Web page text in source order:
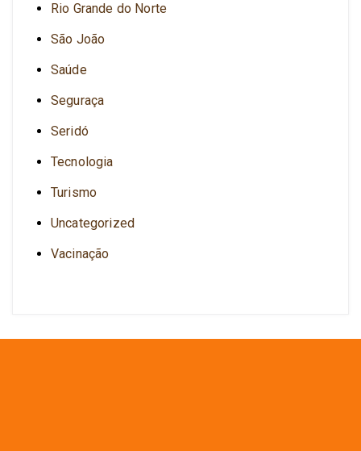
Rio Grande do Norte
São João
Saúde
Seguraça
Seridó
Tecnologia
Turismo
Uncategorized
Vacinação